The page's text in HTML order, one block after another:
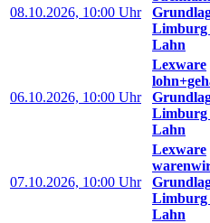
08.10.2026, 10:00 Uhr
Limburg
Lahn
06.10.2026, 10:00 Uhr
Lexware
Limburg
Lahn
07.10.2026, 10:00 Uhr
Lexware
Limburg
Lahn